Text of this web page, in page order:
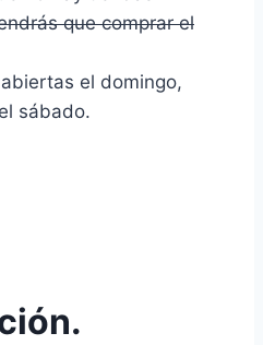
que comprar el
el domingo,
sábado.